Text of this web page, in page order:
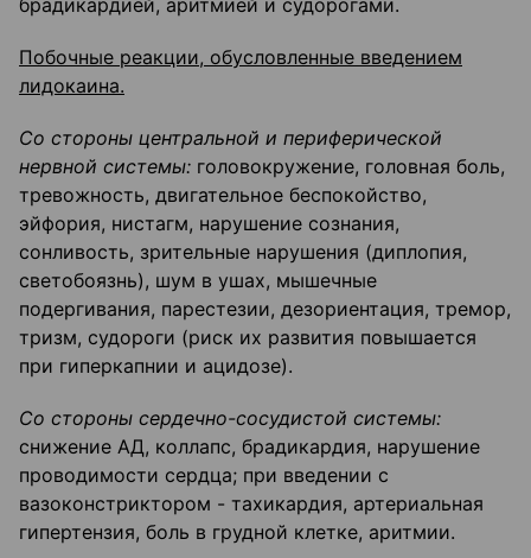
брадикардией, аритмией и судорогами.
Побочные реакции, обусловленные введением
лидокаина.
Со стороны центральной и периферической
нервной системы: головокружение, головная боль,
тревожность, двигательное беспокойство,
эйфория, нистагм, нарушение сознания,
сонливость, зрительные нарушения (диплопия,
светобоязнь), шум в ушах, мышечные
подергивания, парестезии, дезориентация, тремор,
тризм, судороги (риск их развития повышается
при гиперкапнии и ацидозе).
Со стороны сердечно-сосудистой системы:
снижение АД, коллапс, брадикардия, нарушение
проводимости сердца; при введении с
вазоконстриктором - тахикардия, артериальная
гипертензия, боль в грудной клетке, аритмии.